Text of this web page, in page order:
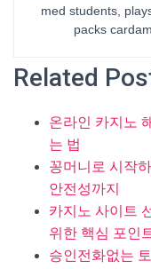
med students,
packs
Related
온라인 카지노
는 법
꽁머니로 시작
안전성까지
카지노 사이트
위한 핵심 포인
승인전화없는